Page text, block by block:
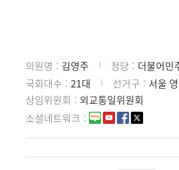
의원명 김영주 정당
더불어민
국회대수
21대 선거구
서울
상임위원회
외교통일위원회
소셜네트워크